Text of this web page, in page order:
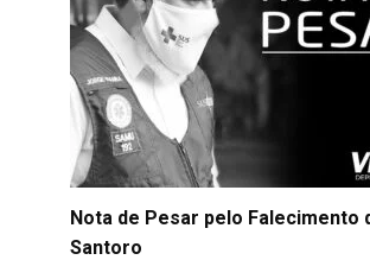
Nota de Pesar pelo Falecimento
Santoro